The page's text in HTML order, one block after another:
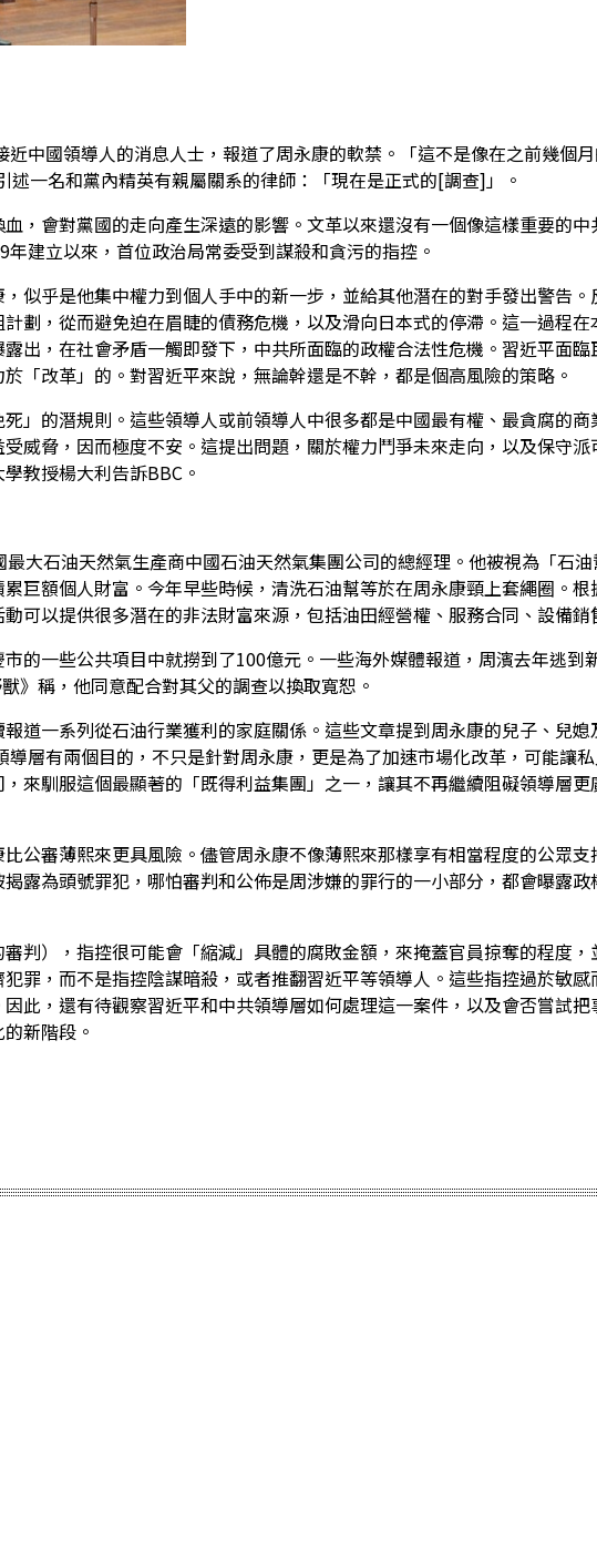
中國領導人的消息人士，報道了周永康的軟禁。「這不是像在之前幾個
一名和黨內精英有親屬關系的律師：「現在是正式的[調查]」。
，會對黨國的走向產生深遠的影響。文革以來還沒有一個像這樣重要的
建立以來，首位政治局常委受到謀殺和貪污的指控。
似乎是他集中權力到個人手中的新一步，並給其他潛在的對手發出警告
劃，從而避免迫在眉睫的債務危機，以及滑向日本式的停滯。這一過程
出，在社會矛盾一觸即發下，中共所面臨的政權合法性危機。習近平面
「改革」的。對習近平來說，無論幹還是不幹，都是個高風險的策略。
」的潛規則。這些領導人或前領導人中很多都是中國最有權、最貪腐的
威脅，因而極度不安。這提出問題，關於權力鬥爭未來走向，以及保守派
教授楊大利告訴BBC。
大石油天然氣生產商中國石油天然氣集團公司的總經理。他被視為「石油
巨額個人財富。今年早些時候，清洗石油幫等於在周永康頸上套繩圈。根
可以提供很多潛在的非法財富來源，包括油田經營權、服務合同、設備銷
的一些公共項目中就撈到了100億元。一些海外媒體報道，周濱去年逃到
》稱，他同意配合對其父的調查以換取寬恕。
道一系列從石油行業獲利的家庭關係。這些文章提到周永康的兒子、兒
層有兩個目的，不只是針對周永康，更是為了加速市場化改革，可能讓
來馴服這個最顯著的「既得利益集團」之一，讓其不再繼續阻礙領導層
公審薄熙來更具風險。儘管周永康不像薄熙來那樣享有相當程度的公眾
露為頭號罪犯，哪怕審判和公佈是周涉嫌的罪行的一小部分，都會曝露政
判），指控很可能會「縮減」具體的腐敗金額，來掩蓋官員掠奪的程度
罪，而不是指控陰謀暗殺，或者推翻習近平等領導人。這些指控過於敏感
此，還有待觀察習近平和中共領導層如何處理這一案件，以及會否嘗試把
新階段。